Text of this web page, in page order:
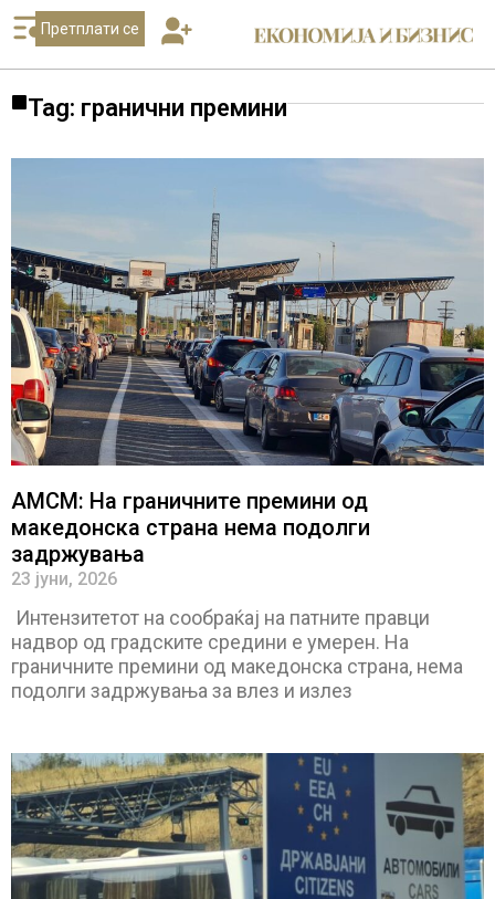
Претплати се
Tag: гранични премини
АМСМ: На граничните премини од
македонска страна нема подолги
задржувања
23 јуни, 2026
Интензитетот на сообраќај на патните правци
надвор од градските средини е умерен. На
граничните премини од македонска страна, нема
подолги задржувања за влез и излез